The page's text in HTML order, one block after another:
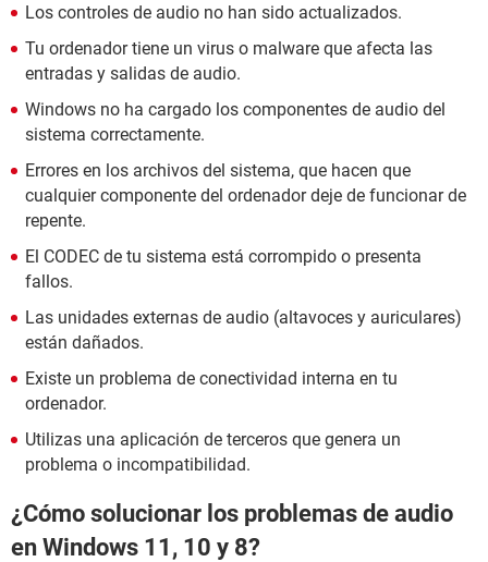
Los controles de audio no han sido actualizados.
Tu ordenador tiene un virus o malware que afecta las
entradas y salidas de audio.
Windows no ha cargado los componentes de audio del
sistema correctamente.
Errores en los archivos del sistema, que hacen que
cualquier componente del ordenador deje de funcionar de
repente.
El CODEC de tu sistema está corrompido o presenta
fallos.
Las unidades externas de audio (altavoces y auriculares)
están dañados.
Existe un problema de conectividad interna en tu
ordenador.
Utilizas una aplicación de terceros que genera un
problema o incompatibilidad.
¿Cómo solucionar los problemas de audio
en Windows 11, 10 y 8?